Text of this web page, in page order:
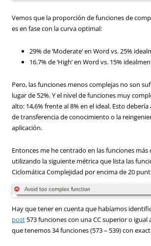
Vemosque la proporción defunciones de
esen fase con la curva optimal:
29% de ‘Moderate’en Word vs.25%
16.7% de ‘High’ en Word vs. 15%
Pero, las funciones menos complejas no son
lugar de 52%.Y el nivel defunciones muy
alto: 14,6% frente al 8% en el ideal. Esto debería
de transferencia deconocimiento o la
aplicación.
Entonces me he centrado en las funciones más
utilizando la siguiente métrica que lista las
CiclomáticaComplejidad por encima de20
Hay que tener en cuenta que habíamos
post 573funcionescon unaCCsuperior o igual
que tenemos34funciones (573 – 539)con